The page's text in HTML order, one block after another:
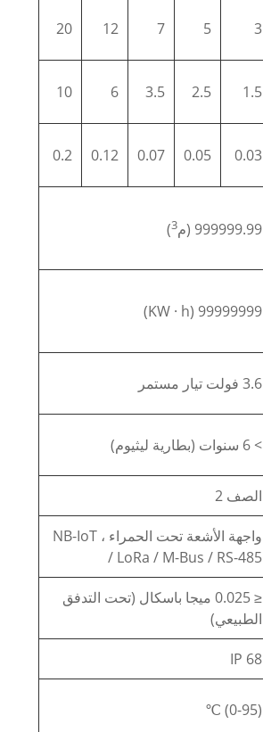
3
5
7
12
20
1.5
2.5
3.5
6
10
0.03
0.05
0.07
0.12
0.2
999999.99 (م 3
)
99999999 (KW · h)
3.6 فولت تيار مستمر
> 6 سنوات (بطارية ليثيوم)
الصف 2
واجهة الأشعة تحت الحمراء ، NB-IoT
/ LoRa / M-Bus / RS-485
≤ 0.025 ميجا باسكال (تحت التدفق
الطبيعي)
IP 68
(0-95) ℃